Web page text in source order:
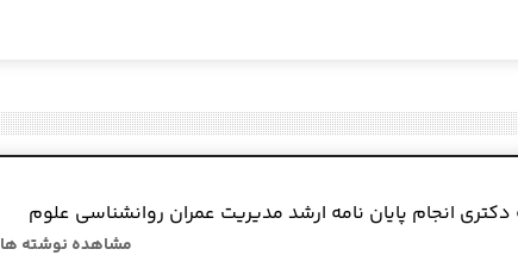
مشاهده نوشته ها
دکتری انجام پایان نامه ارشد مدیریت عمران روانشناسی علوم